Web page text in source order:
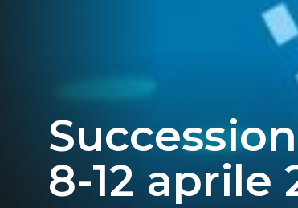
8-12 aprile